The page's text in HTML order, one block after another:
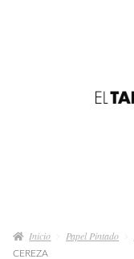
PROYECTOS
Inicio Papel Pintado
CEREZA